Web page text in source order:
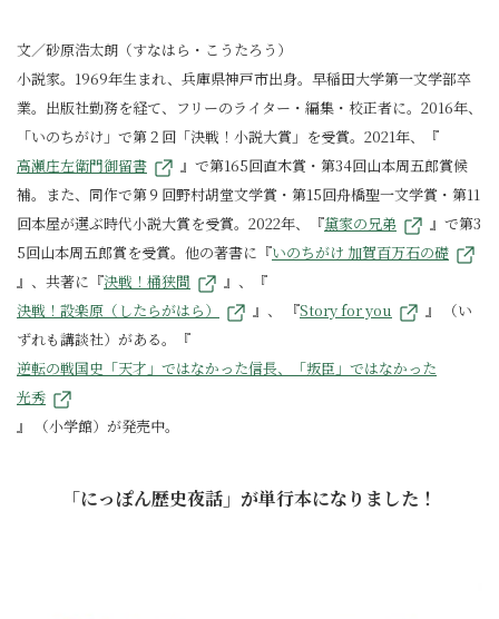
文／砂原浩太朗（すなはら・こうたろう）
小説家。1969年生まれ、兵庫県神戸市出身。早稲田大学第一文学部卒
業。出版社勤務を経て、フリーのライター・編集・校正者に。2016年、
「いのちがけ」で第２回「決戦！小説大賞」を受賞。2021年、『
高瀬庄左衛門御留書
』で第165回直木賞・第34回山本周五郎賞候
補。また、同作で第９回野村胡堂文学賞・第15回舟橋聖一文学賞・第11
回本屋が選ぶ時代小説大賞を受賞。2022年、『黛家の兄弟
』で第3
5回山本周五郎賞を受賞。他の著書に『いのちがけ 加賀百万石の礎
』、共著に『決戦！桶狭間
』、『
決戦！設楽原（したらがはら）
』、 『Story for you
』 （い
ずれも講談社）がある。『
逆転の戦国史「天才」ではなかった信長、「叛臣」ではなかった
光秀
』 （小学館）が発売中。
「にっぽん歴史夜話」が単行本になりました！